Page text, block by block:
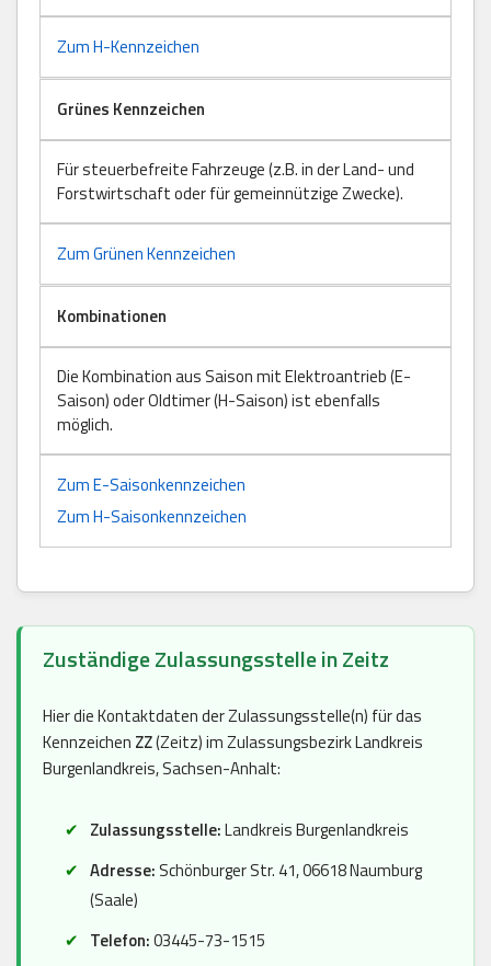
Zum H-Kennzeichen
Grünes Kennzeichen
Für steuerbefreite Fahrzeuge (z.B. in der Land- und
Forstwirtschaft oder für gemeinnützige Zwecke).
Zum Grünen Kennzeichen
Kombinationen
Die Kombination aus Saison mit Elektroantrieb (E-
Saison) oder Oldtimer (H-Saison) ist ebenfalls
möglich.
Zum E-Saisonkennzeichen
Zum H-Saisonkennzeichen
Zuständige Zulassungsstelle in Zeitz
Hier die Kontaktdaten der Zulassungsstelle(n) für das
Kennzeichen ZZ(Zeitz) im Zulassungsbezirk Landkreis
Burgenlandkreis, Sachsen-Anhalt:
Zulassungsstelle:Landkreis Burgenlandkreis
Adresse: Schönburger Str. 41, 06618 Naumburg
(Saale)
Telefon:03445-73-1515